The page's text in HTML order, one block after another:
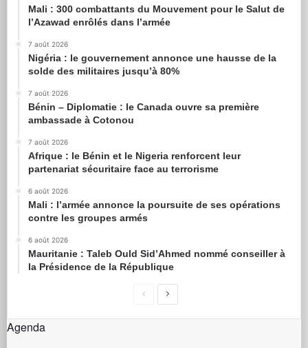
Mali : 300 combattants du Mouvement pour le Salut de
l’Azawad enrôlés dans l’armée
7 août 2026
Nigéria : le gouvernement annonce une hausse de la
solde des militaires jusqu’à 80%
7 août 2026
Bénin – Diplomatie : le Canada ouvre sa première
ambassade à Cotonou
7 août 2026
Afrique : le Bénin et le Nigeria renforcent leur
partenariat sécuritaire face au terrorisme
6 août 2026
Mali : l’armée annonce la poursuite de ses opérations
contre les groupes armés
6 août 2026
Mauritanie : Taleb Ould Sid’Ahmed nommé conseiller à
la Présidence de la République
Agenda